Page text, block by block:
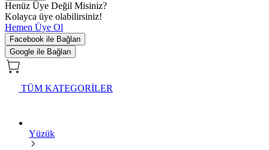
Henüz Üye Değil Misiniz?
Kolayca üye olabilirsiniz!
Hemen Üye Ol
Facebook ile Bağlan
Google ile Bağlan
TÜM KATEGORİLER
Yüzük